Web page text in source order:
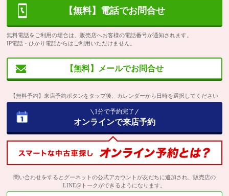
【無料】電話でお問合せ
無料電話をご利用の場合は、販売店へお客様の電話番号が通知されます。
IP電話・ひかり電話からはご利用いただけません。
【無料】メールでお問合せ
【無料予約】来店予約ボタンをタップ後、カレンダーから日時を選択してください
1分で予約完了
オンラインで来店予約
問い合わせをするとグーネットの公式アカウントが友だちに追加され、販売店の
LINE@トークができるようになります。